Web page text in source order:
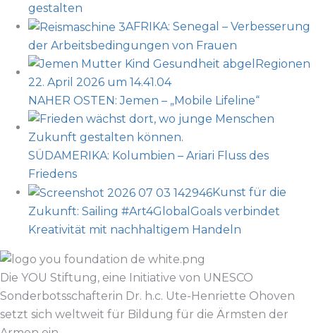
gestalten
AFRIKA: Senegal – Verbesserung
der Arbeitsbedingungen von Frauen
NAHER OSTEN: Jemen – „Mobile Lifeline“
SÜDAMERIKA: Kolumbien – Ariari Fluss des
Friedens
Kunst für die
Zukunft: Sailing #Art4GlobalGoals verbindet
Kreativität mit nachhaltigem Handeln
Die YOU Stiftung, eine Initiative von UNESCO
Sonderbotsschafterin Dr. h.c. Ute-Henriette Ohoven
setzt sich weltweit für Bildung für die Ärmsten der